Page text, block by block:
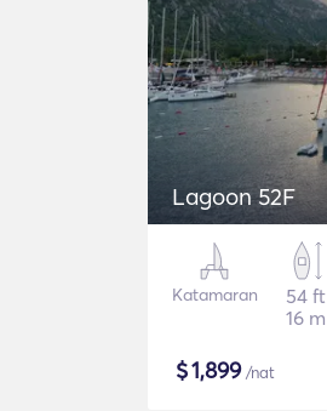
Lagoon 52F
Katamaran
54 ft
16 m
$1,899/nat